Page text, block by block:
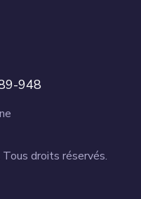
948
droits réservés.